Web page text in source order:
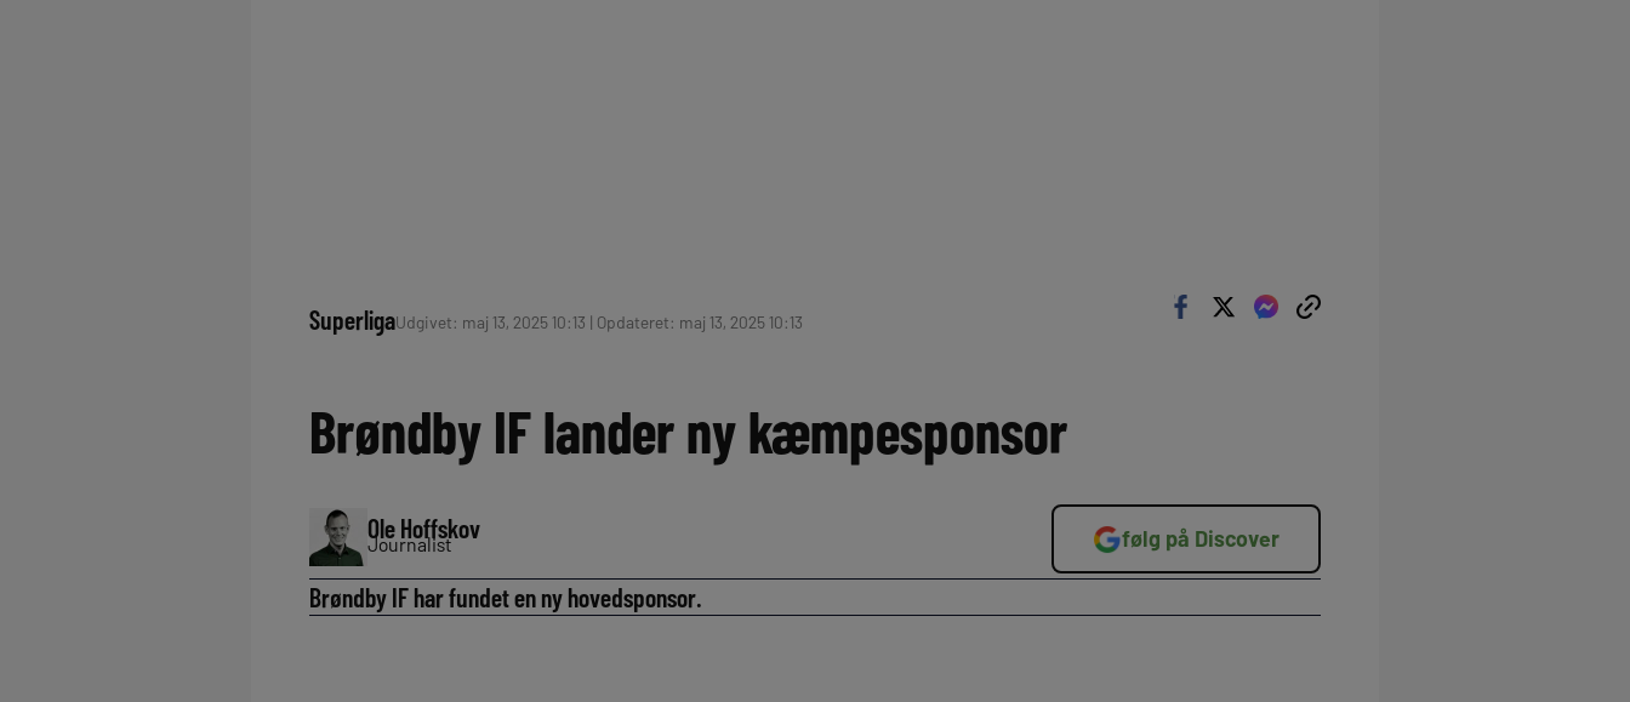
SuperligaUdgivet: maj 13, 2025 10:13 | Opdateret: maj 13, 2025 10:13
Brøndby IF lander ny kæmpesponsor
Ole Hoffskov
Journalist følg på Discover
Brøndby IF har fundet en ny hovedsponsor.